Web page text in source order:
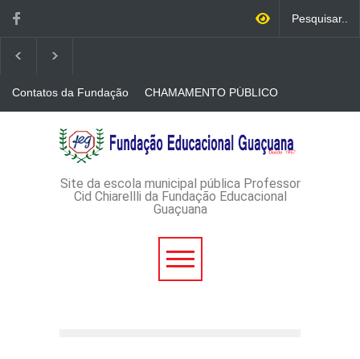
Contatos da Fundação
CHAMAMENTO PÚBLICO
CREDENCIAMENTO DE
IMPRESSOS
AVISO DE DISPENSA DE
LICITAÇÃO - DISPENSA DE
LICITAÇÃO Nº 53/2026-
ADMINISTRATIVO Nº
Site da escola municipal pública Professor
Cid Chiarellli da Fundação Educacional
Guaçuana